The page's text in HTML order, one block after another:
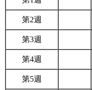
第2週
第3週
第4週
第5週